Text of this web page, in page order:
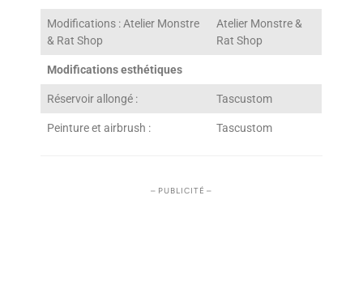
Modifications : Atelier Monstre
& Rat Shop
Atelier Monstre &
Rat Shop
Modifications esthétiques
Réservoir allongé : Tascustom
Peinture et airbrush : Tascustom
– PUBLICITÉ –